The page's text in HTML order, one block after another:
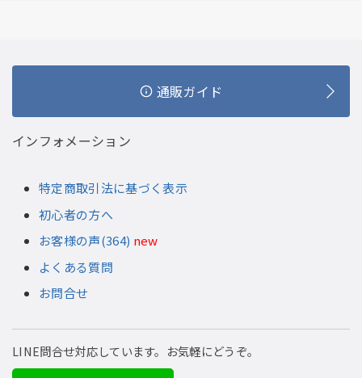
通販ガイド
インフォメーション
特定商取引法に基づく表示
初心者の方へ
お客様の声(364) new
よくある質問
お問合せ
LINE問合せ対応しています。お気軽にどうぞ。